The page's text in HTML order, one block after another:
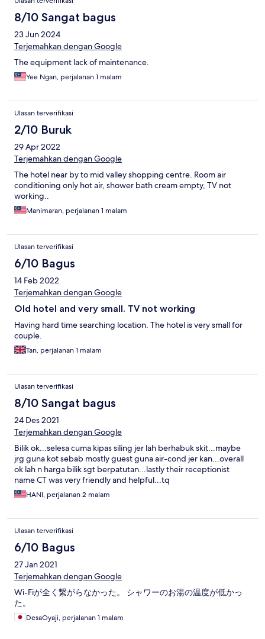
8/10 Sangat bagus
23 Jun 2024
Terjemahkan dengan Google
The equipment lack of maintenance.
Yee Ngan, perjalanan 1 malam
Ulasan terverifikasi
2/10 Buruk
29 Apr 2022
Terjemahkan dengan Google
The hotel near by to mid valley shopping centre. Room air
conditioning only hot air, shower bath cream empty, TV not
working..
Manimaran, perjalanan 1 malam
Ulasan terverifikasi
6/10 Bagus
14 Feb 2022
Terjemahkan dengan Google
Old hotel and very small. TV not working
Having hard time searching location. The hotel is very small for
couple.
Tan, perjalanan 1 malam
Ulasan terverifikasi
8/10 Sangat bagus
24 Des 2021
Terjemahkan dengan Google
Bilik ok...selesa cuma kipas siling jer lah berhabuk skit...maybe
jrg guna kot sebab mostly guest guna air-cond jer kan...overall
ok lah n harga bilik sgt berpatutan...lastly their receptionist
name CT was very friendly and helpful...tq
HANI, perjalanan 2 malam
Ulasan terverifikasi
6/10 Bagus
27 Jan 2021
Terjemahkan dengan Google
Wi-Fiが全く繋がらなかった。 シャワーのお湯の温度が低かっ
た。
DesaOyaji, perjalanan 1 malam